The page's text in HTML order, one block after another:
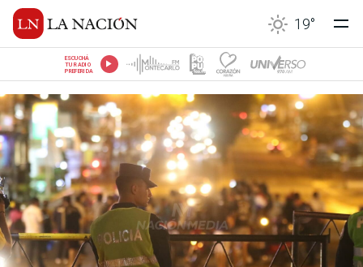
19°
ESCUCHÁ
TU RADIO
PREFERIDA